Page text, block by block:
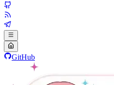
GitHub